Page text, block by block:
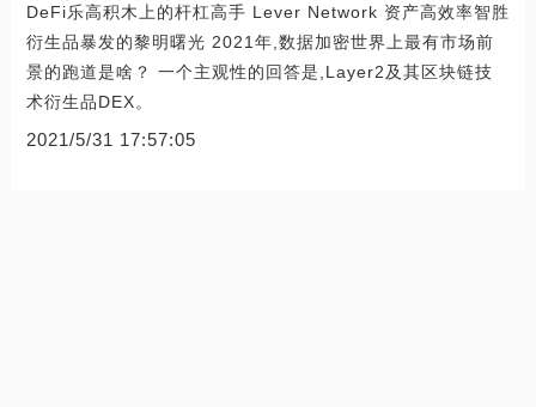
DeFi乐高积木上的杆杠高手 Lever Network 资产高效率智胜
衍生品暴发的黎明曙光 2021年,数据加密世界上最有市场前
景的跑道是啥？ 一个主观性的回答是,Layer2及其区块链技
术衍生品DEX。
2021/5/31 17:57:05